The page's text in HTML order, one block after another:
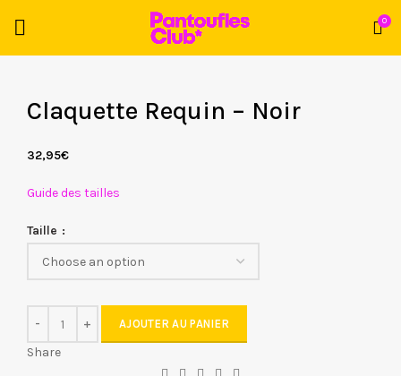
0
Claquette Requin – Noir
32,95€
Guide des tailles
Taille
AJOUTER AU PANIER
Share